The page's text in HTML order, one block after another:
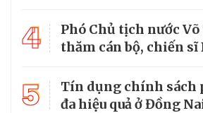
4
Phó Chủ tịch nước
thăm cán bộ, chiến
5
Tín dụng chính sách
đa hiệu quả ở Đồng